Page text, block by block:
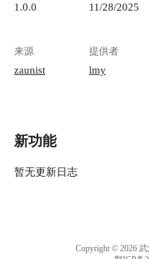
1.0.0 11/28/2025
来源
zaunist
提供者
lmy
新功能
暂无更新日志
Copyright © 2026